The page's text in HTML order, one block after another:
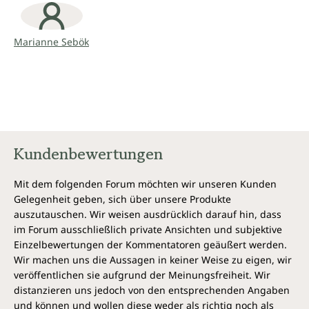
einem halben Jahr war ihre Haut wieder so rein und
schön wie früher. Heute, acht Jahre später, lebt
Marianne Sebök immer noch beschwerdefrei – ohne
Schweiz, Südafrika, Amerika und
Kanada. Sie bereiste fast alle
Kontinente dieser Erde und kehrte
wieder zu ihren Wurzeln nach
Deutschland zurück. Um ihrer
großen Leidenschaft „Gesundheit“ Raum zu geben,
drückte sie vor einigen Jahren nochmal die Schulbank
mit Abschluss zur diplomierten Wellnesstrainerin und
Kneipp- und Kurbademeisterin. Heute lebt sie am
Chiemsee.
Marianne Sebök
Kundenbewertungen
Mit dem folgenden Forum möchten wir unseren Kunden
Gelegenheit geben, sich über unsere Produkte
auszutauschen. Wir weisen ausdrücklich darauf hin, dass
im Forum ausschließlich private Ansichten und subjektive
Einzelbewertungen der Kommentatoren geäußert werden.
Wir machen uns die Aussagen in keiner Weise zu eigen, wir
veröffentlichen sie aufgrund der Meinungsfreiheit. Wir
distanzieren uns jedoch von den entsprechenden Angaben
und können und wollen diese weder als richtig noch als